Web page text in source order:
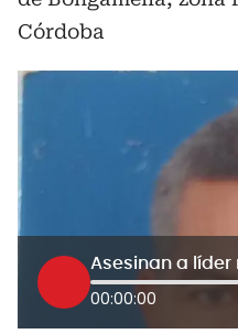
Córdoba
00:00:00